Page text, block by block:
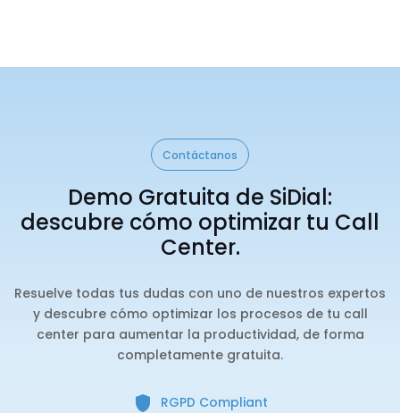
Contáctanos
Demo Gratuita de SiDial:
descubre cómo optimizar tu Call
Center.
Resuelve todas tus dudas con uno de nuestros expertos
y descubre cómo optimizar los procesos de tu call
center para aumentar la productividad, de forma
completamente gratuita.
RGPD Compliant